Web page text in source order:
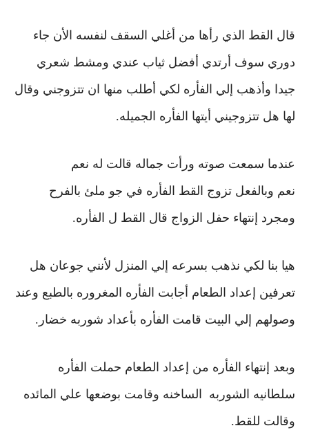
قال القط الذي رأها من أغلي السقف لنفسه الأن جاء
دوري سوف أرتدي أفضل ثياب عندي ومشط شعري
جيدا وأذهب إلي الفأره لكي أطلب منها ان تتزوجني وقال
لها هل تتزوجيني أيتها الفأره الجميله.
عندما سمعت صوته ورأت جماله قالت له نعم
نعم وبالفعل تزوج القط الفأره في جو ملئ بالفرح
ومجرد إنتهاء حفل الزواج قال القط ل الفأره.
هيا بنا لكي نذهب بسرعه إلي المنزل لأنني جوعان هل
تعرفين إعداد الطعام أجابت الفأره المغروره بالطبع وعند
وصولهم إلي البيت قامت الفأره بأعداد شوربه خضار.
وبعد إنتهاء الفأره من إعداد الطعام حملت الفأره
سلطانيه الشوربه الساخنه وقامت بوضعها علي المائده
وقالت للقط.